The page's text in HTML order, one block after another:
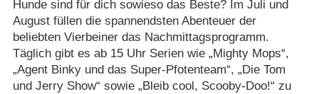
Hunde sind für dich sowieso das Beste? Im Juli und
August füllen die spannendsten Abenteuer der
beliebten Vierbeiner das Nachmittagsprogramm.
Täglich gibt es ab 15 Uhr Serien wie „Mighty Mops“,
„Agent Binky und das Super-Pfotenteam“, „Die Tom
und Jerry Show“ sowie „Bleib cool, Scooby-Doo!“ zu